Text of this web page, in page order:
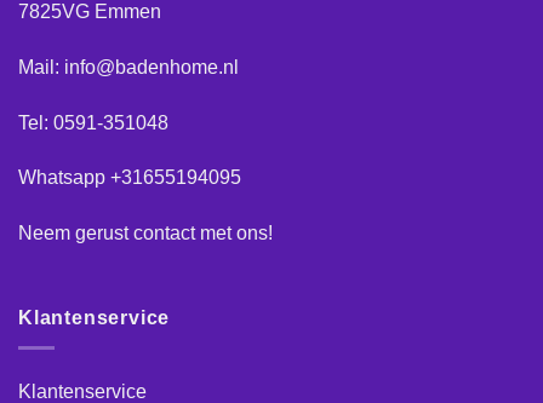
7825VG Emmen
Mail: info@badenhome.nl
Tel: 0591-351048
Whatsapp +31655194095
Neem gerustcontactmet ons!
Klantenservice
Klantenservice